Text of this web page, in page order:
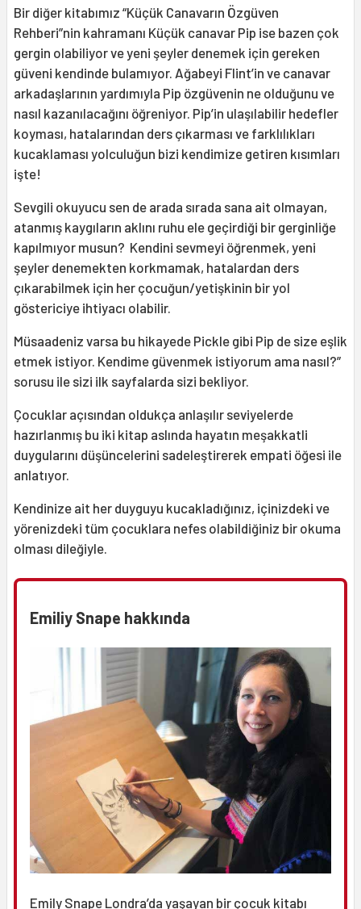
Bir diğer kitabımız “Küçük Canavarın Özgüven
Rehberi”nin kahramanı Küçük canavar Pip ise bazen çok
gergin olabiliyor ve yeni şeyler denemek için gereken
güveni kendinde bulamıyor. Ağabeyi Flint’in ve canavar
arkadaşlarının yardımıyla Pip özgüvenin ne olduğunu ve
nasıl kazanılacağını öğreniyor. Pip’in ulaşılabilir hedefler
koyması, hatalarından ders çıkarması ve farklılıkları
kucaklaması yolculuğun bizi kendimize getiren kısımları
işte!
Sevgili okuyucu sen de arada sırada sana ait olmayan,
atanmış kaygıların aklını ruhu ele geçirdiği bir gerginliğe
kapılmıyor musun? Kendini sevmeyi öğrenmek, yeni
şeyler denemekten korkmamak, hatalardan ders
çıkarabilmek için her çocuğun/yetişkinin bir yol
göstericiye ihtiyacı olabilir.
Müsaadeniz varsa bu hikayede Pickle gibi Pip de size eşlik
etmek istiyor. Kendime güvenmek istiyorum ama nasıl?”
sorusu ile sizi ilk sayfalarda sizi bekliyor.
Çocuklar açısından oldukça anlaşılır seviyelerde
hazırlanmış bu iki kitap aslında hayatın meşakkatli
duygularını düşüncelerini sadeleştirerek empati öğesi ile
anlatıyor.
Kendinize ait her duyguyu kucakladığınız, içinizdeki ve
yörenizdeki tüm çocuklara nefes olabildiğiniz bir okuma
olması dileğiyle.
Emiliy Snape hakkında
Emily Snape Londra’da yaşayan bir çocuk kitabı